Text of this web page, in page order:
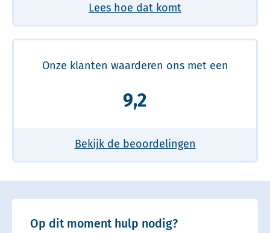
Lees hoe dat komt
Onze klanten waarderen ons met een
9,2
Bekijk de beoordelingen
Op dit moment hulp nodig?